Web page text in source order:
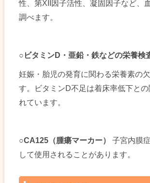
性、第XII因子活性、凝固因子など、
調べます。
○ ビタミンD・亜鉛・鉄などの栄養検
妊娠・胎児の発育に関わる栄養素の
す。ビタミンD不足は着床率低下との
れています。
○CA125 （腫瘍マーカー）
子宮内膜
して使用されることがあります。